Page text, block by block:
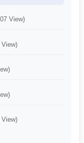
View)
View)
View)